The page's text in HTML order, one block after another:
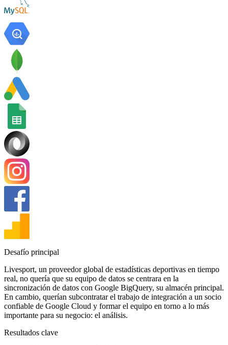
Desafío principal
Livesport, un proveedor global de estadísticas deportivas en tiempo
real, no quería que su equipo de datos se centrara en la
sincronización de datos con Google BigQuery, su almacén principal.
En cambio, querían subcontratar el trabajo de integración a un socio
confiable de Google Cloud y formar el equipo en torno a lo más
importante para su negocio: el análisis.
Resultados clave